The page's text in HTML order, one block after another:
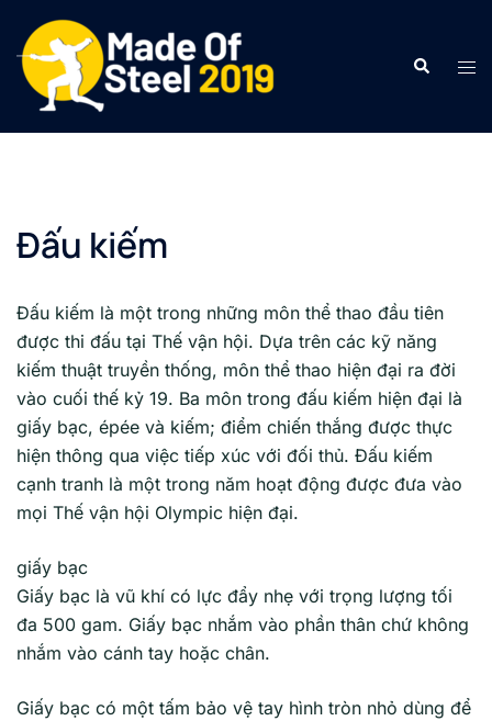
content
Search
Đấu kiếm
Đấu kiếm là một trong những môn thể thao đầu tiên
được thi đấu tại Thế vận hội. Dựa trên các kỹ năng
kiếm thuật truyền thống, môn thể thao hiện đại ra đời
vào cuối thế kỷ 19. Ba môn trong đấu kiếm hiện đại là
giấy bạc, épée và kiếm; điểm chiến thắng được thực
hiện thông qua việc tiếp xúc với đối thủ. Đấu kiếm
cạnh tranh là một trong năm hoạt động được đưa vào
mọi Thế vận hội Olympic hiện đại.
giấy bạc
Giấy bạc là vũ khí có lực đẩy nhẹ với trọng lượng tối
đa 500 gam. Giấy bạc nhắm vào phần thân chứ không
nhắm vào cánh tay hoặc chân.
Giấy bạc có một tấm bảo vệ tay hình tròn nhỏ dùng để